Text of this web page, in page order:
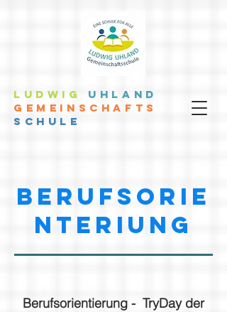
LUDWIG UHLAND
GEMEINSCHAFTS
SCHULE
berufsorie
nteriung
Berufsorientierung - TryDay der